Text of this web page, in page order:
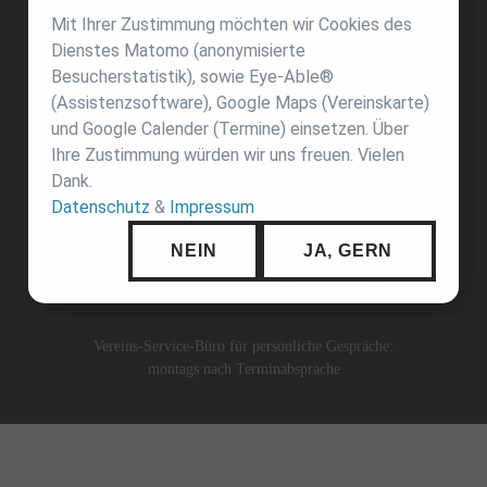
Württembergischer Judo-Verband e.V.
Hermann-Hess-Straße 8, 71332 Waiblingen
E-Mail:info@wjv.de
Vereins-Service-Büro für persönliche Gespräche:
montags nach Terminabsprache
Mit Ihrer Zustimmung möchten wir Cookies des
Dienstes Matomo (anonymisierte
Besucherstatistik), sowie Eye-Able®
(Assistenzsoftware), Google Maps (Vereinskarte)
und Google Calender (Termine) einsetzen. Über
Ihre Zustimmung würden wir uns freuen. Vielen
Dank.
Datenschutz & Impressum
NEIN JA, GERN